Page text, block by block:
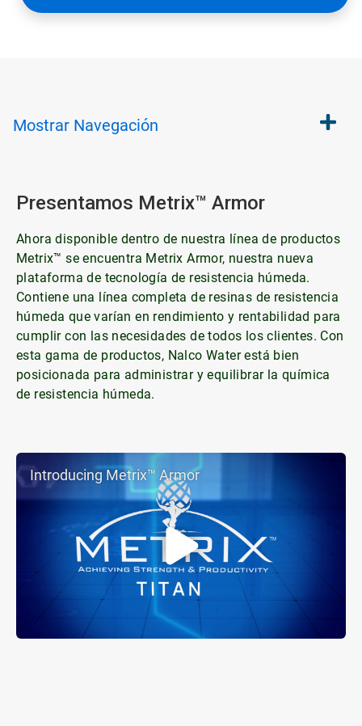
Mostrar Navegación
Introducing Metrix™ Armor
Presentamos Metrix™ Armor
Ahora disponible dentro de nuestra línea de productos
Metrix™ se encuentra Metrix Armor, nuestra nueva
plataforma de tecnología de resistencia húmeda.
Contiene una línea completa de resinas de resistencia
húmeda que varían en rendimiento y rentabilidad para
cumplir con las necesidades de todos los clientes. Con
esta gama de productos, Nalco Water está bien
posicionada para administrar y equilibrar la química
de resistencia húmeda.